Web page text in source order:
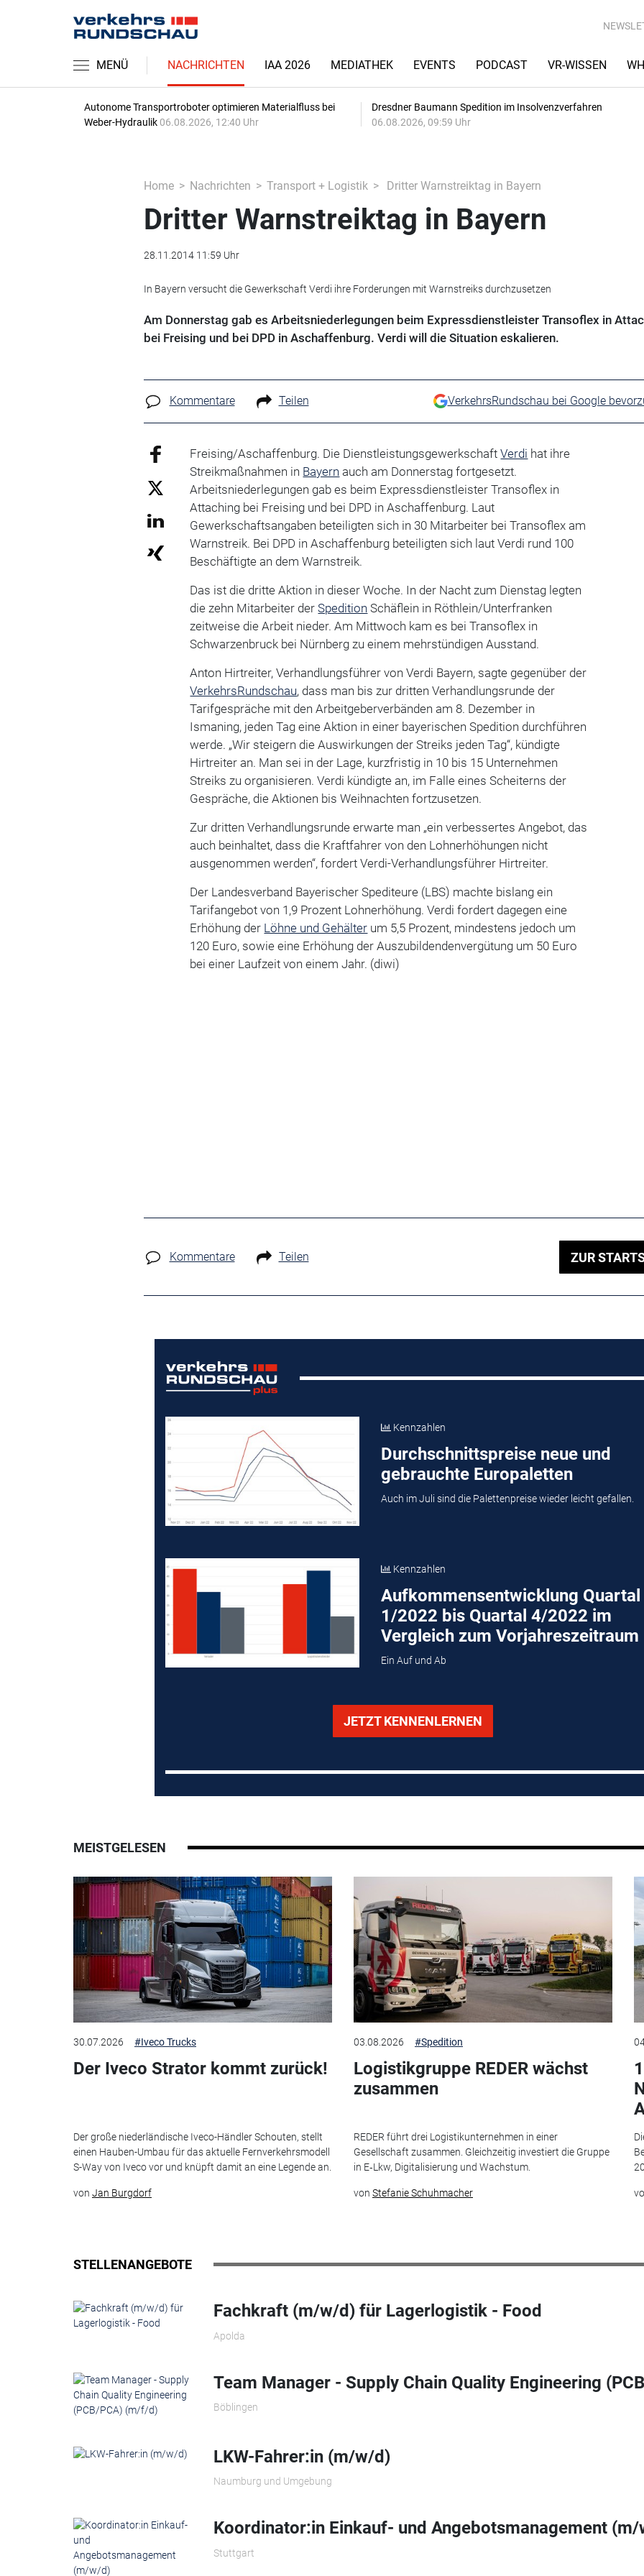
MENÜ NACHRICHTEN IAA 2026 MEDIATHEK EVENTS PODCAST VR-WISSEN
Autonome Transportroboter optimieren Materialfluss bei
Weber-Hydraulik 06.08.2026, 12:40 Uhr
Dresdner Baumann Spedition im Insolvenzverfahren
06.08.2026, 09:59 Uhr
Home Nachrichten Transport + Logistik Dritter Warnstreiktag in Bayern
Dritter Warnstreiktag in Bayern
28.11.2014 11:59 Uhr
In Bayern versucht die Gewerkschaft Verdi ihre Forderungen mit Warnstreiks durchzusetzen
Am Donnerstag gab es Arbeitsniederlegungen beim Expressdienstleister Transoflex in
bei Freising und bei DPD in Aschaffenburg. Verdi will die Situation eskalieren.
Kommentare Teilen VerkehrsRundschau bei Google
Freising/Aschaffenburg. Die DienstleistungsgewerkschaftVerdi hat ihre
Streikmaßnahmen in Bayern auch am Donnerstag fortgesetzt.
Arbeitsniederlegungen gab es beim Expressdienstleister Transoflex in
Attaching bei Freising und bei DPD in Aschaffenburg. Laut
Gewerkschaftsangaben beteiligten sich in 30 Mitarbeiter bei Transoflex am
Warnstreik. Bei DPD in Aschaffenburg beteiligten sich laut Verdi rund 100
Beschäftigte an dem Warnstreik.
Das ist die dritte Aktion in dieser Woche. In der Nacht zum Dienstag legten
die zehn Mitarbeiter derSpedition Schäflein in Röthlein/Unterfranken
zeitweise die Arbeit nieder. Am Mittwoch kam es bei Transoflex in
Schwarzenbruck bei Nürnberg zu einem mehrstündigen Ausstand.
Anton Hirtreiter, Verhandlungsführer von Verdi Bayern, sagte gegenüber der
VerkehrsRundschau, dass man bis zur dritten Verhandlungsrunde der
Tarifgespräche mit den Arbeitgeberverbänden am 8. Dezember in
Ismaning, jeden Tag eine Aktion in einer bayerischen Spedition durchführen
werde. „Wir steigern die Auswirkungen der Streiks jeden Tag“, kündigte
Hirtreiter an. Man sei in der Lage, kurzfristig in 10 bis 15 Unternehmen
Streiks zu organisieren. Verdi kündigte an, im Falle eines Scheiterns der
Gespräche, die Aktionen bis Weihnachten fortzusetzen.
Zur dritten Verhandlungsrunde erwarte man „ein verbessertes Angebot, das
auch beinhaltet, dass die Kraftfahrer von den Lohnerhöhungen nicht
ausgenommen werden“, fordert Verdi-Verhandlungsführer Hirtreiter.
Der Landesverband Bayerischer Spediteure (LBS) machte bislang ein
Tarifangebot von 1,9 Prozent Lohnerhöhung. Verdi fordert dagegen eine
Erhöhung der Löhne und Gehälter um 5,5 Prozent, mindestens jedoch um
120 Euro, sowie eine Erhöhung der Auszubildendenvergütung um 50 Euro
bei einer Laufzeit von einem Jahr. (diwi)
Kommentare Teilen ZUR
Kennzahlen
Durchschnittspreise neue und
gebrauchte Europaletten
Auch im Juli sind die Palettenpreise wieder leicht gefallen.
Kennzahlen
Aufkommensentwicklung Quartal
1/2022 bis Quartal 4/2022 im
Vergleich zum Vorjahreszeitraum
Ein Auf und Ab
JETZT KENNENLERNEN
MEISTGELESEN
30.07.2026 #Iveco Trucks
Der Iveco Strator kommt zurück!
Der große niederländische Iveco-Händler Schouten, stellt
einen Hauben-Umbau für das aktuelle Fernverkehrsmodell
S-Way von Iveco vor und knüpft damit an eine Legende an.
von Jan Burgdorf
03.08.2026 #Spedition
Logistikgruppe REDER wächst
zusammen
REDER führt drei Logistikunternehmen in einer
Gesellschaft zusammen. Gleichzeitig investiert die Gruppe
in E‑Lkw, Digitalisierung und Wachstum.
von Stefanie Schuhmacher
STELLENANGEBOTE
Fachkraft (m/w/d) für Lagerlogistik - Food
Apolda
Team Manager - Supply Chain Quality Engineering
Böblingen
LKW-Fahrer:in (m/w/d)
Naumburg und Umgebung
Koordinator:in Einkauf- und Angebotsmanagement
Stuttgart